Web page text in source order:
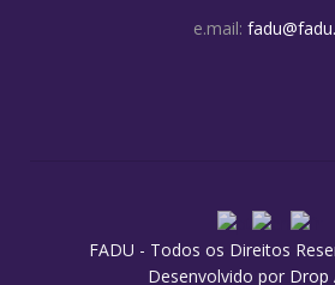
e.mail:
FADU - Todos os Direitos
Desenvolvido por Drop